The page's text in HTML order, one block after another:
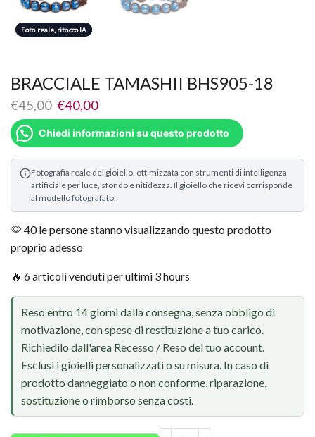
Foto reale, ritocco IA
Foto reale, ritocco IA
BRACCIALE TAMASHII BHS905-18
€45,00 €40,00
Chiedi informazioni su questo prodotto
Fotografia reale del gioiello, ottimizzata con strumenti di intelligenza
artificiale per luce, sfondo e nitidezza. Il gioiello che ricevi corrisponde
al modello fotografato.
40 le persone stanno visualizzando questo prodotto
proprio adesso
🔥 6 articoli venduti per ultimi 3 hours
Reso entro 14 giorni dalla consegna, senza obbligo di
motivazione, con spese di restituzione a tuo carico.
Richiedilo dall'area Recesso / Reso del tuo account.
Esclusi i gioielli personalizzati o su misura. In caso di
prodotto danneggiato o non conforme, riparazione,
sostituzione o rimborso senza costi.